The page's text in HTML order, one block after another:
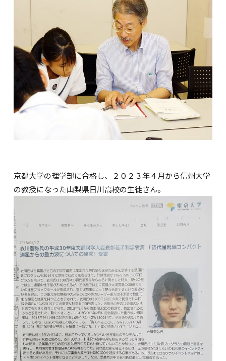
京都大学の理学部に合格し、２０２３年４月から信州大学
の教授になった山梨県日川高校の生徒さん。